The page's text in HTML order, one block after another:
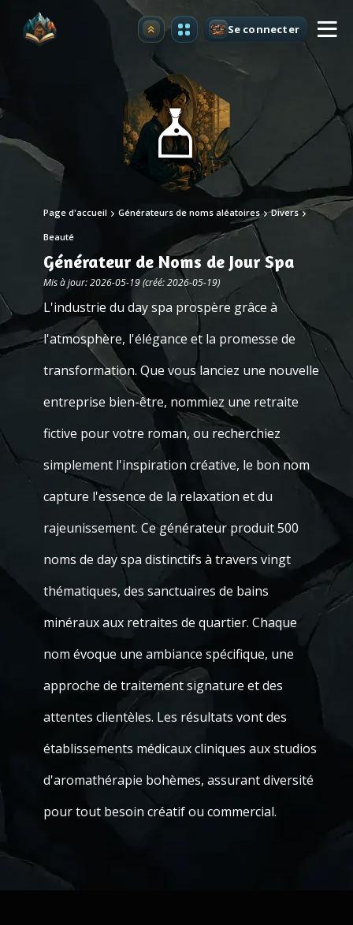
Premium Se connecter
Page d'accueil Générateurs de noms aléatoires Divers
Beauté
Générateur de Noms de Jour Spa
Mis à jour: 2026-05-19 (créé: 2026-05-19)
L'industrie du day spa prospère grâce à
l'atmosphère, l'élégance et la promesse de
transformation. Que vous lanciez une nouvelle
entreprise bien-être, nommiez une retraite
fictive pour votre roman, ou recherchiez
simplement l'inspiration créative, le bon nom
capture l'essence de la relaxation et du
rajeunissement. Ce générateur produit 500
noms de day spa distinctifs à travers vingt
thématiques, des sanctuaires de bains
minéraux aux retraites de quartier. Chaque
nom évoque une ambiance spécifique, une
approche de traitement signature et des
attentes clientèles. Les résultats vont des
établissements médicaux cliniques aux studios
d'aromathérapie bohèmes, assurant diversité
pour tout besoin créatif ou commercial.